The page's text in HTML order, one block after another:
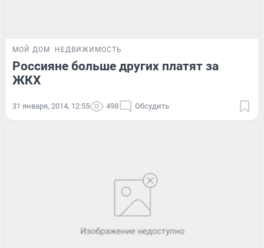
МОЙ ДОМ НЕДВИЖИМОСТЬ
Россияне больше других платят за
ЖКХ
31 января, 2014, 12:55 498 Обсудить